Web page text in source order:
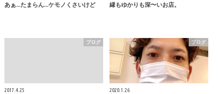
あぁ...たまらん...ケモノくさいけど 縁もゆかりも深〜いお店。
ブログ
2017.4.25
ブログ
2020.1.26